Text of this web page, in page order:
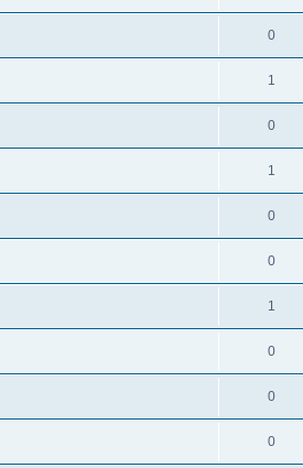
0
1
0
1
0
0
1
0
0
0